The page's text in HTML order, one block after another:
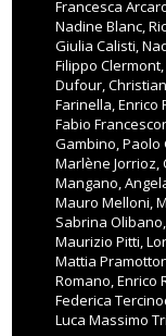
Francesca
Nadine Blanc,
Giulia Calisti,
Filippo
Dufour,
Farinella, Enrico
Fabio
Gambino, Paolo
Marlène Jorrioz,
Mangano,
Mauro Melloni,
Sabrina
Maurizio Pitti,
Mattia
Romano, Enrico
Federica
Luca Massimo